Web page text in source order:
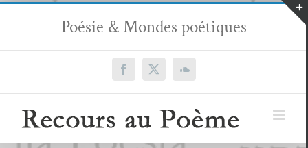
Passer
contenu
Poésie & Mondes poétiques
Facebook
X SoundCloud